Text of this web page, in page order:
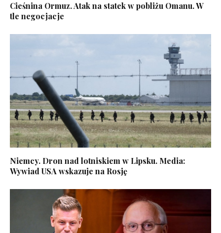
Cieśnina Ormuz. Atak na statek w pobliżu Omanu. W
tle negocjacje
Niemcy. Dron nad lotniskiem w Lipsku. Media:
Wywiad USA wskazuje na Rosję